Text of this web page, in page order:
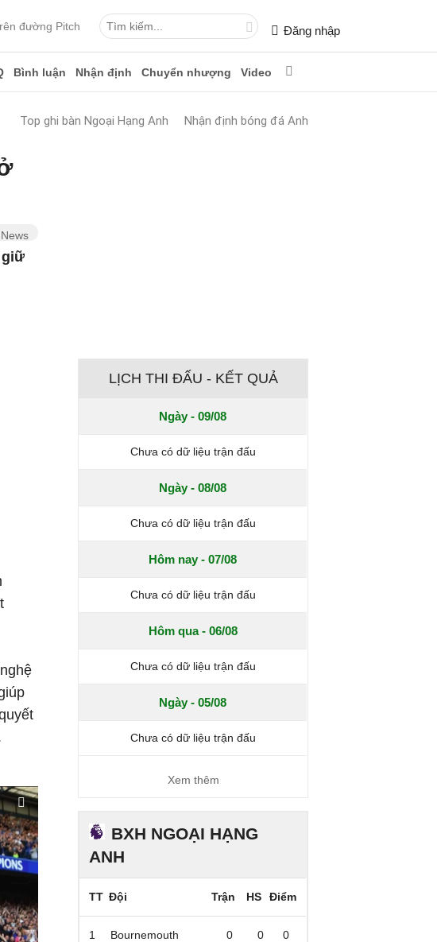
đường Pitch Đăng nhập
Bình luận Nhận định Chuyển nhượng Video
Top ghi bàn Ngoại Hạng Anh Nhận định bóng đá Anh
giữ
LỊCH THI ĐẤU - KẾT QUẢ
Ngày - 09/08
Chưa có dữ liệu trận đấu
Ngày - 08/08
Chưa có dữ liệu trận đấu
Hôm nay - 07/08
Chưa có dữ liệu trận đấu
Hôm qua - 06/08
Chưa có dữ liệu trận đấu
Ngày - 05/08
Chưa có dữ liệu trận đấu
Xem thêm
BXH NGOẠI HẠNG
ANH
TT Đội Trận HS Điểm
1 Bournemouth 0 0 0